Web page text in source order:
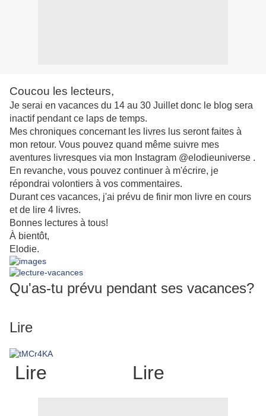
Coucou les lecteurs,
Je serai en vacances du 14 au 30 Juillet donc le blog sera
inactif pendant ce laps de temps.
Mes chroniques concernant les livres lus seront faites à
mon retour. Vous pouvez quand même suivre mes
aventures livresques via mon Instagram @elodieuniverse .
En revanche, vous pouvez continuer à m'écrire, je
répondrai volontiers à vos commentaires.
Durant ces vacances, j'ai prévu de finir mon livre en cours
et de lire 4 livres.
Bonnes lectures à tous!
À bientôt,
Elodie.
Qu'as-tu prévu pendant ses vacances?
Lire
Lire Lire